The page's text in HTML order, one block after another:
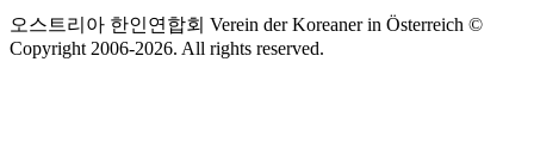
오스트리아 한인연합회 Verein der Koreaner in Österreich ©
Copyright 2006-2026. All rights reserved.